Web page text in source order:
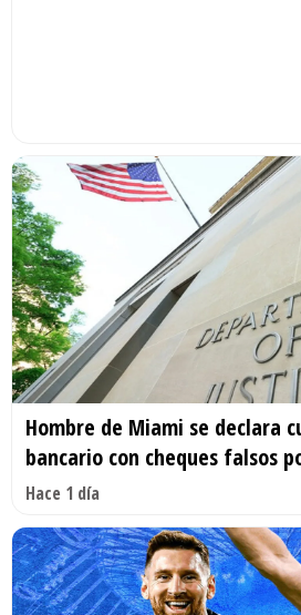
Hombre de Miami se declara
bancario con cheques falsos
Hace 1 día